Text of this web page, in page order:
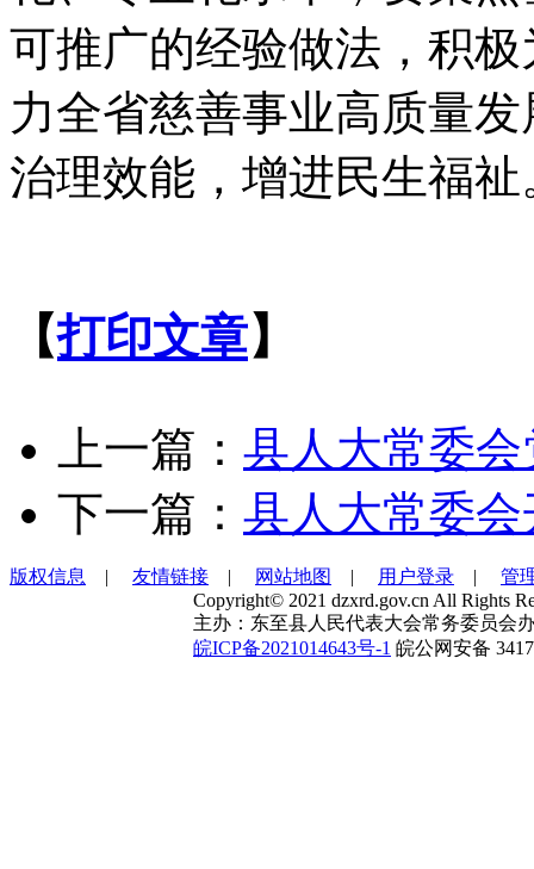
可推广的经验做法，积
力全省慈善事业高质量
治理效能，增进民生福祉
【打印文章】
上一篇： 县人大常委
下一篇： 县人大常委
版权信息 | 友情链接 | 网站地图 | 用户登录 | 管
Copyright© 2021 dzxrd.gov.cn All Rights
主办：东至县人民代表大会常务委员会
皖ICP备2021014643号-1 皖公网安备